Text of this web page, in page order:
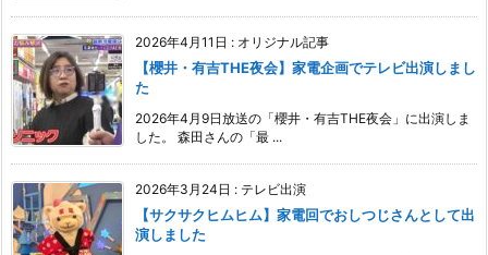
2026年4月11日 : オリジナル記事
【櫻井・有吉THE夜会】家電企画でテレビ出演しまし
た
2026年4月9日放送の「櫻井・有吉THE夜会」に出演しま
した。 森田さんの「最 ...
2026年3月24日 : テレビ出演
【サクサクヒムヒム】家電回でおしつじさんとして出
演しました